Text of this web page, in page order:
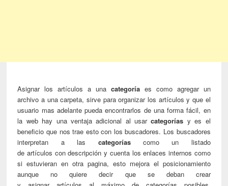
Asignar los artículos a una categoría es como agregar un
archivo a una carpeta, sirve para organizar los artículos y que el
usuario mas adelante pueda encontrarlos de una forma fácil, en
la web hay una ventaja adicional al usarcategorías y es el
beneficio que nos trae esto con los buscadores. Los buscadores
interpretan a las categorías como un listado
de artículos con descripción y cuenta los enlaces internos como
si estuvieran en otra pagina, esto mejora el posicionamiento
aunque no quiere decir que se deban crear